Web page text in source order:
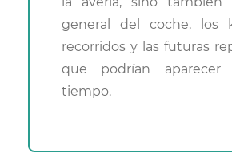
general del coche, los
recorridos y las futuras
que podrían
tiempo.